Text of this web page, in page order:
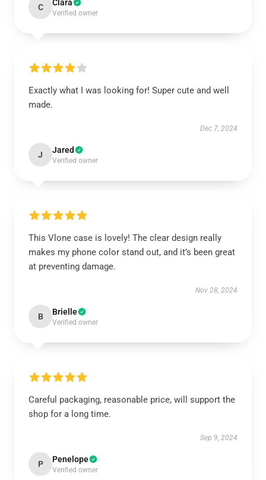
C Clara
Verified owner
Exactly what I was looking for! Super cute and well
made.
Dec 7, 2024
J Jared
Verified owner
This Vlone case is lovely! The clear design really
makes my phone color stand out, and it’s been great
at preventing damage.
Nov 28, 2024
B Brielle
Verified owner
Careful packaging, reasonable price, will support the
shop for a long time.
Sep 9, 2024
P Penelope
Verified owner